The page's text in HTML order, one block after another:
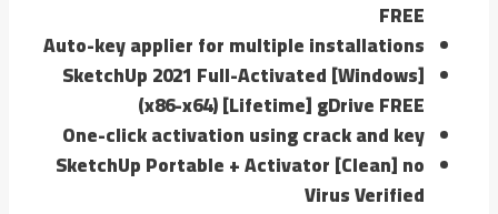
FREE
Auto-key applier for multiple installations
SketchUp 2021 Full-Activated [Windows]
(x86-x64) [Lifetime] gDrive FREE
One-click activation using crack and key
SketchUp Portable + Activator [Clean] no
Virus Verified